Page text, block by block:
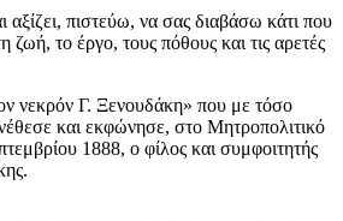
αξίζει, πιστεύω, να σας διαβάσω κάτι που
ζωή, το έργο, τους πόθους και τις αρετές
νεκρόν Γ. Ξενουδάκη» που με τόσο
και εκφώνησε, στο Μητροπολιτικό
1888, ο φίλος και συμφοιτητής